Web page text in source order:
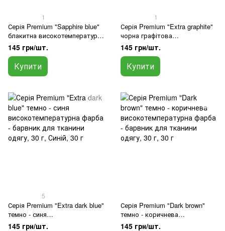
1
Серія Premium "Sapphire blue"
блакитна високотемпературна
фарба - барвник для тканини
одягу, 30 г
145 грн/шт.
Купити
1
Серія Premium "Extra graphite"
чорна графітова
високотемпературна фарба-
барвник для одягу, 30 г
145 грн/шт.
Купити
5
Серія Premium "Extra dark blue"
темно - синя
високотемпературна фарба -
145 грн/шт.
Серія Premium "Dark brown"
темно - коричнева
високотемпературна фарба -
145 грн/шт.